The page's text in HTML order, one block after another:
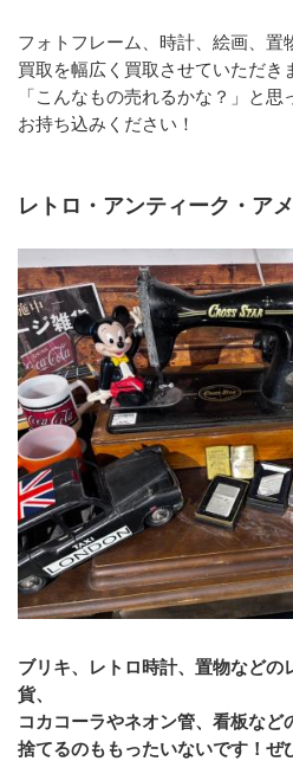
フォトフレーム、時計、絵画、置
買取を幅広く買取させていただき
「こんなもの売れるかな？」と
お持ち込みください！
レトロ・アンティーク・ア
ブリキ、レトロ時計、置物などの
貨、
コカコーラやネオン管、看板など
捨てるのももったいないです！ぜ